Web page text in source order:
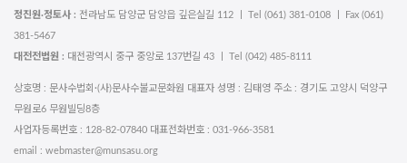
정진원·정토사 : 전라남도 담양군 담양읍 깊은실길 112 ㅣ Tel (061) 381-0108 ㅣ Fax (061)
381-5467
대전전법원 : 대전광역시 중구 중앙로 137번길 43 ㅣ Tel (042) 485-8111
상호명 : 문사수법회·(사)문사수불교문화원 대표자 성명 : 김태영 주소 : 경기도 고양시 덕양구
무원로6 무원빌딩8층
사업자등록번호 : 128-82-07840 대표전화번호 : 031-966-3581
email : webmaster@munsasu.org